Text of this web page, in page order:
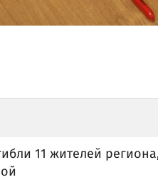
11 жителей